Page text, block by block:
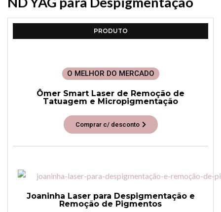
PRODUTO
O MELHOR DO MERCADO
Ômer Smart Laser de Remoção de
Tatuagem e Micropigmentação
Comprar c/ desconto
Joaninha Laser para Despigmentação e
Remoção de Pigmentos